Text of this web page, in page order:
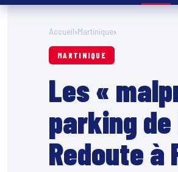
Accueil›Martinique›
MARTINIQUE
Les «
parking
Redoute à